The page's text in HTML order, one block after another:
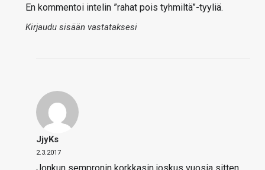
En kommentoi intelin ”rahat pois tyhmiltä”-tyyliä.
Kirjaudu sisään vastataksesi
JjyKs
2.3.2017